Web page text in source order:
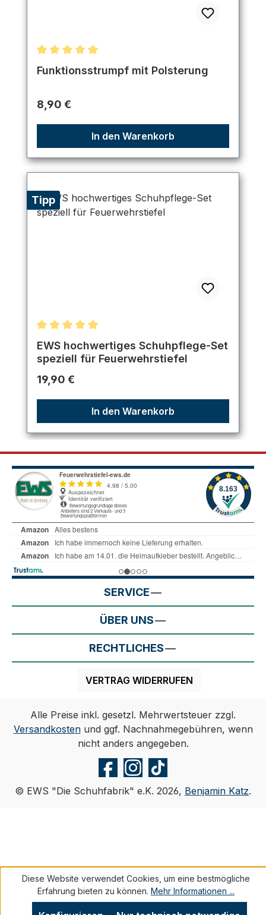
Durchschnittliche Bewertung von 5 von 5 Sternen
Funktionsstrumpf mit Polsterung
Regulärer Preis:
8,90 €
In den Warenkorb
Tipp
Durchschnittliche Bewertung von 5 von 5 Sternen
EWS hochwertiges Schuhpflege-Set
speziell für Feuerwehrstiefel
Regulärer Preis:
19,90 €
In den Warenkorb
SERVICE
ÜBER UNS
RECHTLICHES
VERTRAG WIDERRUFEN
Alle Preise inkl. gesetzl. Mehrwertsteuer zzgl.
Versandkostenund ggf. Nachnahmegebühren, wenn
nicht anders angegeben.
© EWS "Die Schuhfabrik" e.K. 2026, Benjamin Katz.
Diese Website verwendet Cookies, um eine bestmögliche
Erfahrung bieten zu können. Mehr Informationen ...